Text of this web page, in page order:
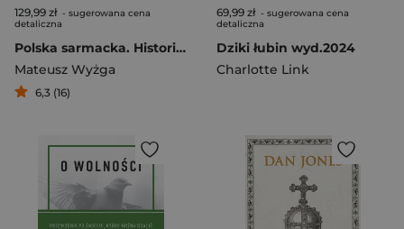
129,99 zł - sugerowana cena
detaliczna
Polska sarmacka. Historia zwykłych ludzi
Mateusz Wyżga
6,3 (16)
69,99 zł - sugerowana cena
detaliczna
Dziki łubin wyd.2024
Charlotte Link